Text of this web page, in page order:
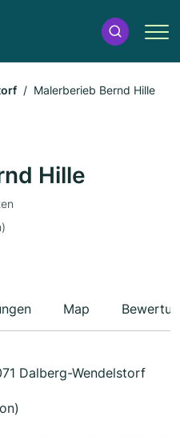
Malerberieb Bernd Hille
Hille
Map
Dalberg-Wendelstorf